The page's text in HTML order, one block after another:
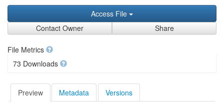
Access File
Contact Owner
Share
File Metrics
73 Downloads
Preview Metadata Versions